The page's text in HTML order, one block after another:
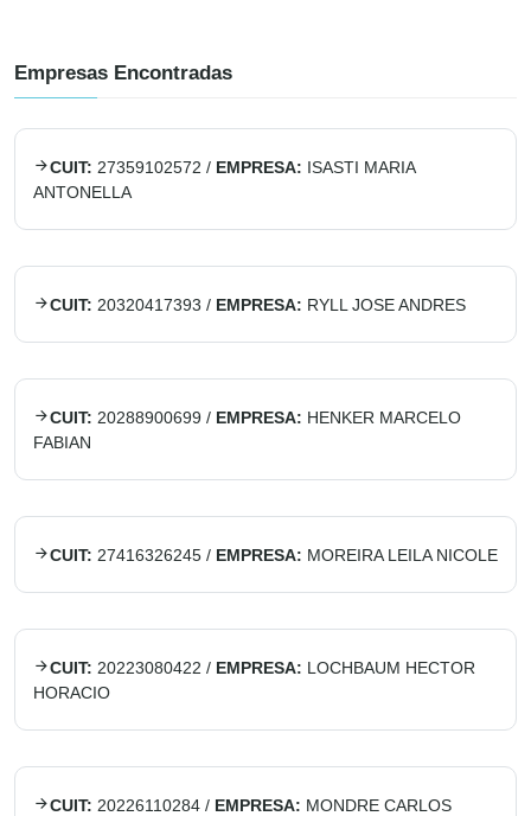
Empresas Encontradas
CUIT: 27359102572 / EMPRESA: ISASTI MARIA
ANTONELLA
CUIT: 20320417393 / EMPRESA: RYLL JOSE ANDRES
CUIT: 20288900699 / EMPRESA: HENKER MARCELO
FABIAN
CUIT: 27416326245 / EMPRESA: MOREIRA LEILA NICOLE
CUIT: 20223080422 / EMPRESA: LOCHBAUM HECTOR
HORACIO
CUIT: 20226110284 / EMPRESA: MONDRE CARLOS